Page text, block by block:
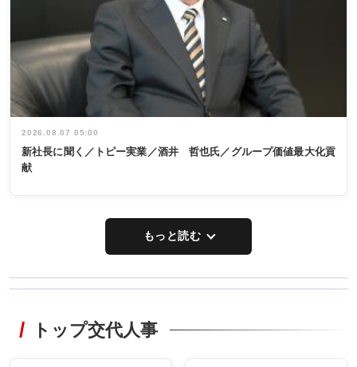
2026.08.07 05:00
新社長に聞く／トピー実業／酒井 哲也氏／グループ価値最大化貢
献
もっと読む
非鉄業界で
タックトレー
トップ交代人事